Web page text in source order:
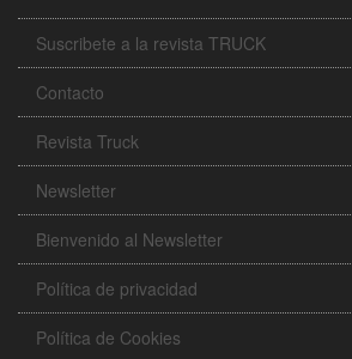
Suscribete a la revista TRUCK
Contacto
Revista Truck
Newsletter
Bienvenido al Newsletter
Política de privacidad
Política de Cookies